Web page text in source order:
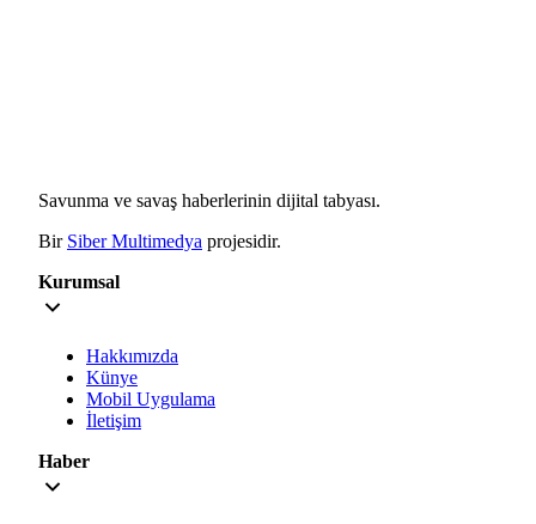
Savunma ve savaş haberlerinin dijital tabyası.
Bir Siber Multimedya projesidir.
Kurumsal
Hakkımızda
Künye
Mobil Uygulama
İletişim
Haber